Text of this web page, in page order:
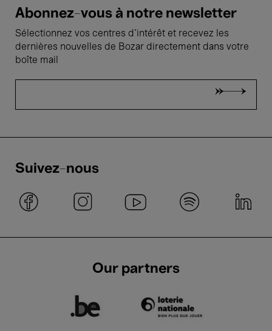
Abonnez-vous à notre newsletter
Sélectionnez vos centres d'intérêt et recevez les
dernières nouvelles de Bozar directement dans votre
boîte mail
Suivez-nous
Our partners